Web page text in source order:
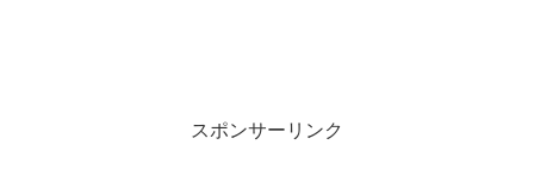
スポンサーリンク